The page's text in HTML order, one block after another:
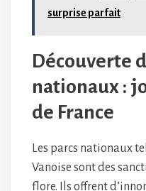
surprise parfait
Découverte
nationaux :
de France
Les parcs nationaux
Vanoise sont des
flore. Ils offrent